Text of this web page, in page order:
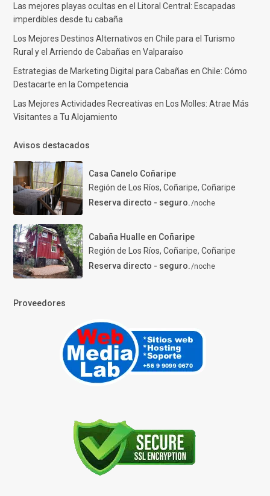
Las mejores playas ocultas en el Litoral Central: Escapadas
imperdibles desde tu cabaña
Los Mejores Destinos Alternativos en Chile para el Turismo
Rural y el Arriendo de Cabañas en Valparaíso
Estrategias de Marketing Digital para Cabañas en Chile: Cómo
Destacarte en la Competencia
Las Mejores Actividades Recreativas en Los Molles: Atrae Más
Visitantes a Tu Alojamiento
Avisos destacados
Casa Canelo Coñaripe
Región de Los Ríos, Coñaripe, Coñaripe
Reserva directo - seguro./noche
Cabaña Hualle en Coñaripe
Región de Los Ríos, Coñaripe, Coñaripe
Reserva directo - seguro./noche
Proveedores